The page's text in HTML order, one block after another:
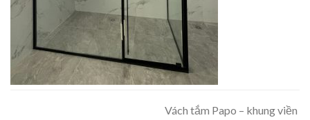
Vách tắm Papo – khung viền